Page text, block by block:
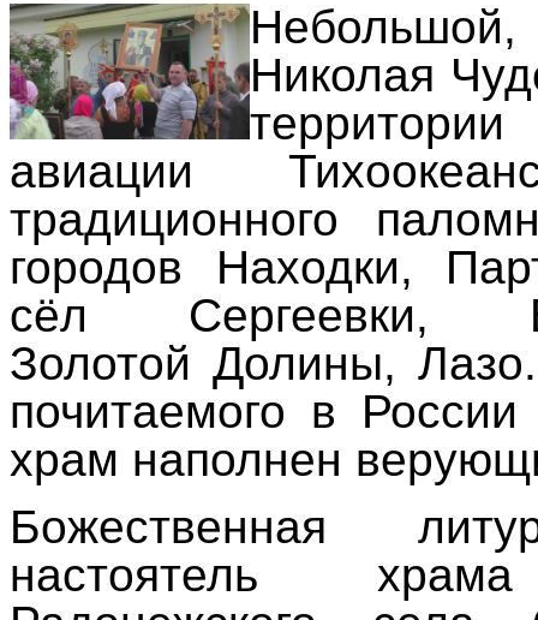
Николая
авиации
традиционного
городов Находки,
сёл Сергеевки,
Золотой Долины,
почитаемого в
храм наполнен
Божественная
настоятель